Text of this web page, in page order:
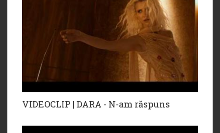
VIDEOCLIP | DARA - N-am răspuns